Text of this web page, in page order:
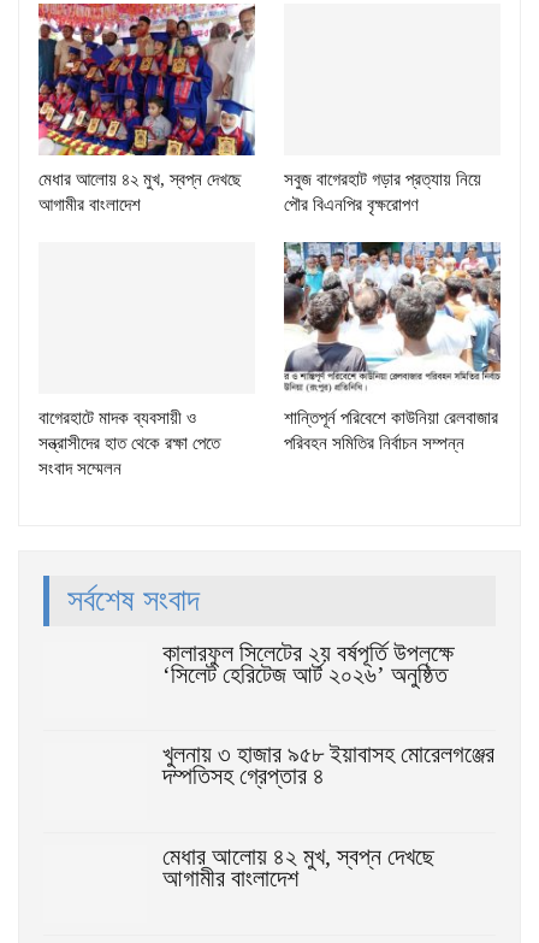
মেধার আলোয় ৪২ মুখ, স্বপ্ন দেখছে
আগামীর বাংলাদেশ
সবুজ বাগেরহাট গড়ার প্রত্যায় নিয়ে
পৌর বিএনপির বৃক্ষরোপণ
বাগেরহাটে মাদক ব্যবসায়ী ও
সন্ত্রাসীদের হাত থেকে রক্ষা পেতে
সংবাদ সম্মেলন
শান্তিপূর্ন পরিবেশে কাউনিয়া রেলবাজার
পরিবহন সমিতির নির্বাচন সম্পন্ন
সর্বশেষ সংবাদ
কালারফুল সিলেটের ২য় বর্ষপূর্তি উপলক্ষে
‘সিলেট হেরিটেজ আর্ট ২০২৬’ অনুষ্ঠিত
খুলনায় ৩ হাজার ৯৫৮ ইয়াবাসহ মোরেলগঞ্জের
দম্পতিসহ গ্রেপ্তার ৪
মেধার আলোয় ৪২ মুখ, স্বপ্ন দেখছে
আগামীর বাংলাদেশ